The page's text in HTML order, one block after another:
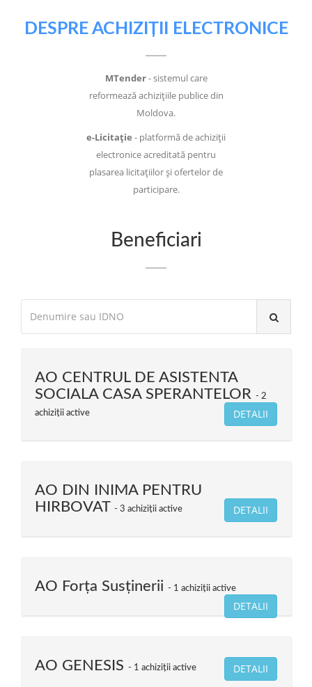
DESPRE ACHIZIȚII ELECTRONICE
MTender- sistemul care
reformează achizițiile publice din
Moldova.
e-Licitație - platformă de achiziții
electronice acreditată pentru
plasarea licitațiilor și ofertelor de
participare.
Beneficiari
AO CENTRUL DE ASISTENTA
SOCIALA CASA SPERANTELOR
2
achiziții active
DETALII
AO DIN INIMA PENTRU
HIRBOVAT
3 achiziții active DETALII
AO Forța Susținerii 1 achiziții active
DETALII
AO GENESIS 1 achiziții active DETALII